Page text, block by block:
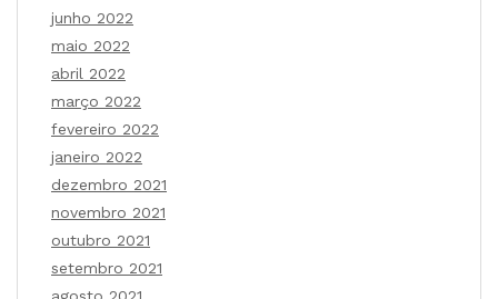
junho 2022
maio 2022
abril 2022
março 2022
fevereiro 2022
janeiro 2022
dezembro 2021
novembro 2021
outubro 2021
setembro 2021
agosto 2021